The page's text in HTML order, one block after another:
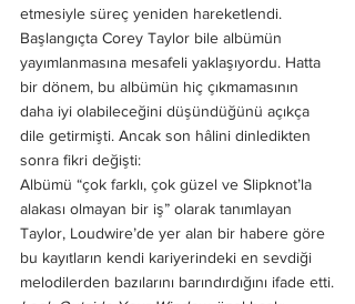
etmesiyle süreç yeniden hareketlendi.
Başlangıçta Corey Taylor bile albümün
yayımlanmasına mesafeli yaklaşıyordu. Hatta
bir dönem, bu albümün hiç çıkmamasının
daha iyi olabileceğini düşündüğünü açıkça
dile getirmişti. Ancak son hâlini dinledikten
sonra fikri değişti:
Albümü “çok farklı, çok güzel ve Slipknot’la
alakası olmayan bir iş” olarak tanımlayan
Taylor, Loudwire’de yer alan bir habere göre
bu kayıtların kendi kariyerindeki en sevdiği
melodilerden bazılarını barındırdığını ifade etti.